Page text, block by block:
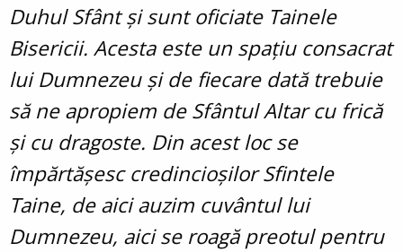
Duhul Sfânt și sunt oficiate Tainele
Bisericii. Acesta este un spațiu consacrat
lui Dumnezeu și de fiecare dată trebuie
să ne apropiem de Sfântul Altar cu frică
și cu dragoste. Din acest loc se
împărtășesc credincioșilor Sfintele
Taine, de aici auzim cuvântul lui
Dumnezeu, aici se roagă preotul pentru